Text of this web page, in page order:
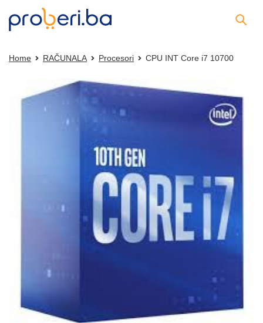
Home RAČUNALA Procesori CPU INT Core i7 10700